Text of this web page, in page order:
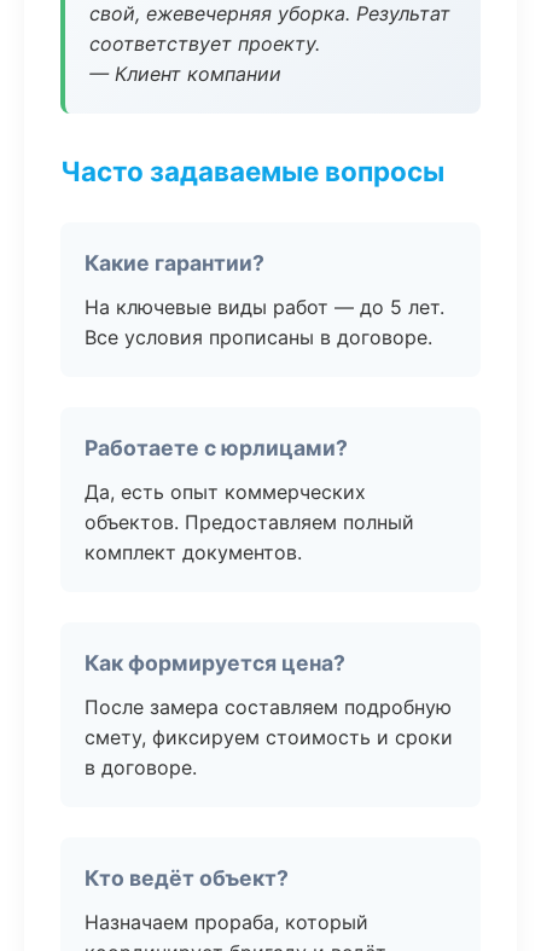
свой, ежевечерняя уборка. Результат
соответствует проекту.
— Клиент компании
Часто задаваемые вопросы
Какие гарантии?
На ключевые виды работ — до 5 лет.
Все условия прописаны в договоре.
Работаете с юрлицами?
Да, есть опыт коммерческих
объектов. Предоставляем полный
комплект документов.
Как формируется цена?
После замера составляем подробную
смету, фиксируем стоимость и сроки
в договоре.
Кто ведёт объект?
Назначаем прораба, который